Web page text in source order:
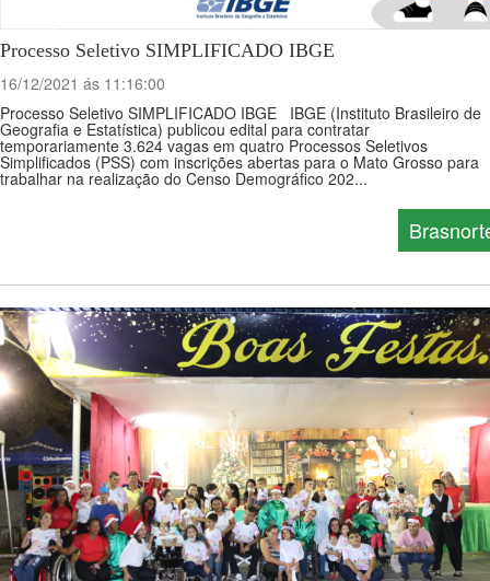
Processo Seletivo SIMPLIFICADO IBGE
16/12/2021 ás 11:16:00
Processo Seletivo SIMPLIFICADO IBGE IBGE (Instituto Brasileiro de
Geografia e Estatística) publicou edital para contratar
temporariamente 3.624 vagas em quatro Processos Seletivos
Simplificados (PSS) com inscrições abertas para o Mato Grosso para
trabalhar na realização do Censo Demográfico 202...